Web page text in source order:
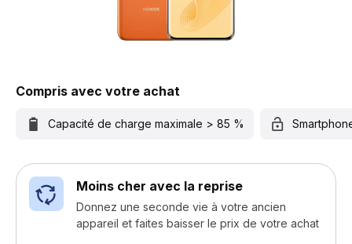
Compris avec votre achat
Capacité de charge maximale > 85 %
Moins cher avec la reprise
Donnez une seconde vie à votre ancien
appareil et faites baisser le prix de votre achat